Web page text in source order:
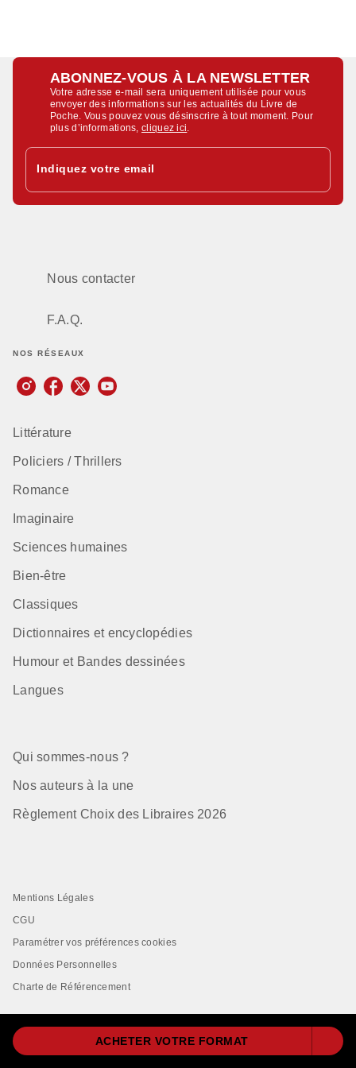
ACHETER VOTRE FORMAT
ABONNEZ-VOUS À LA NEWSLETTER
Votre adresse e-mail sera uniquement utilisée pour vous
envoyer des informations sur les actualités du Livre de
Poche. Vous pouvez vous désinscrire à tout moment. Pour
plus d’informations,cliquez ici
Indiquez votre email
Nous contacter
F.A.Q.
NOS RÉSEAUX
Littérature
Policiers / Thrillers
Romance
Imaginaire
Sciences humaines
Bien-être
Classiques
Dictionnaires et encyclopédies
Humour et Bandes dessinées
Langues
Qui sommes-nous ?
Nos auteurs à la une
Règlement Choix des Libraires 2026
Mentions Légales
CGU
Paramétrer vos préférences cookies
Données Personnelles
Charte de Référencement